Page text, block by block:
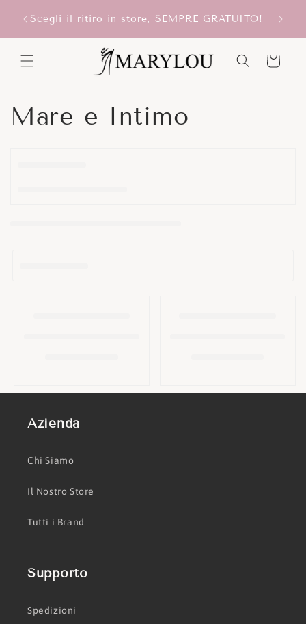
direttamente
ai contenuti
Scegli il ritiro in store, SEMPRE GRATUITO!
Carrello
C
e
Mare e Intimo
Azienda
Chi Siamo
Il Nostro Store
Tutti i Brand
Supporto
Spedizioni